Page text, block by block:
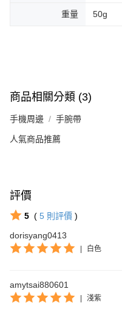
重量 50g
商品相關分類 (3)
手機周邊 手腕帶
人氣商品推薦
評價
5 ( 5 則評價 )
dorisyang0413
| 白色
amytsai880601
| 淺紫